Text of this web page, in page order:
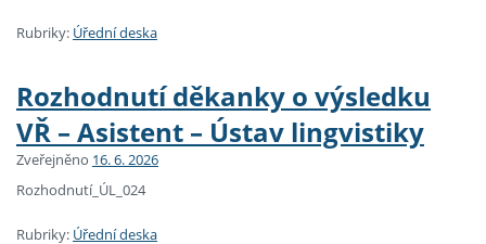
Rubriky: Úřední deska
Rozhodnutí děkanky o výsledku
VŘ – Asistent – Ústav lingvistiky
Zveřejněno 16. 6. 2026
Rozhodnutí_ÚL_024
Rubriky: Úřední deska